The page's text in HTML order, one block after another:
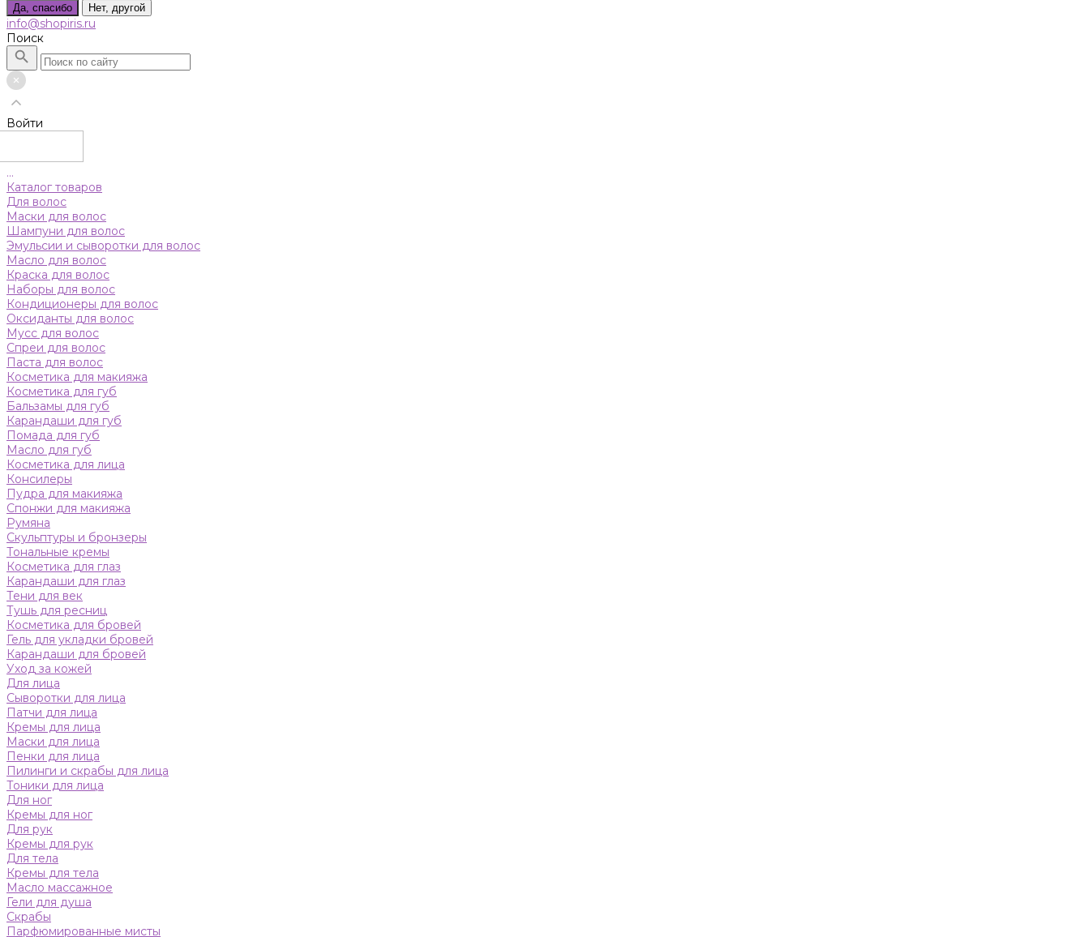
Да, спасибо Нет, другой
info@shopiris.ru
Поиск
Войти
...
Каталог товаров
Для волос
Маски для волос
Шампуни для волос
Эмульсии и сыворотки для волос
Масло для волос
Краска для волос
Наборы для волос
Кондиционеры для волос
Оксиданты для волос
Мусс для волос
Спреи для волос
Паста для волос
Косметика для макияжа
Косметика для губ
Бальзамы для губ
Карандаши для губ
Помада для губ
Масло для губ
Косметика для лица
Консилеры
Пудра для макияжа
Спонжи для макияжа
Румяна
Скульптуры и бронзеры
Тональные кремы
Косметика для глаз
Карандаши для глаз
Тени для век
Тушь для ресниц
Косметика для бровей
Гель для укладки бровей
Карандаши для бровей
Уход за кожей
Для лица
Сыворотки для лица
Патчи для лица
Кремы для лица
Маски для лица
Пенки для лица
Пилинги и скрабы для лица
Тоники для лица
Для ног
Кремы для ног
Для рук
Кремы для рук
Для тела
Кремы для тела
Масло массажное
Гели для душа
Скрабы
Парфюмированные мисты